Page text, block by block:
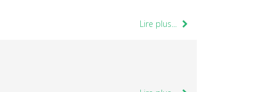
Lire plus...